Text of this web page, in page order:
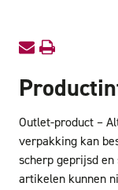
Outlet-product –
verpakking kan
scherp geprijsd
artikelen kunnen